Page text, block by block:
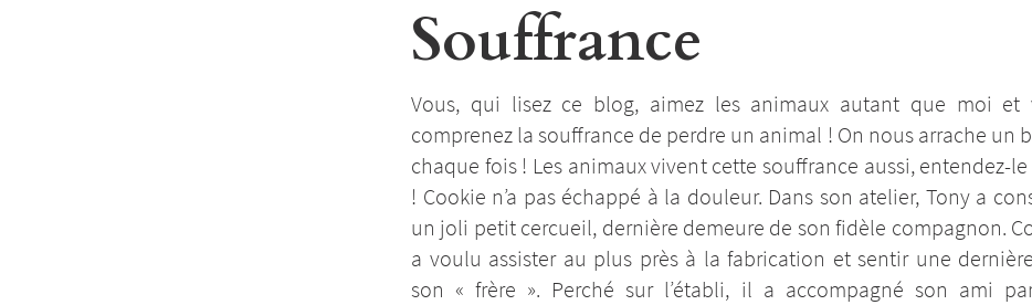
Souffrance
Vous, qui lisez ce blog, aimez les animaux autant que moi et
comprenez la souffrance de perdre un animal ! On nous arrache un
chaque fois ! Les animaux vivent cette souffrance aussi, entendez-
! Cookie n’a pas échappé à la douleur. Dans son atelier, Tony a
un joli petit cercueil, dernière demeure de son fidèle compagnon.
a voulu assister au plus près à la fabrication et sentir une
son « frère ». Perché sur l’établi, il a accompagné son ami